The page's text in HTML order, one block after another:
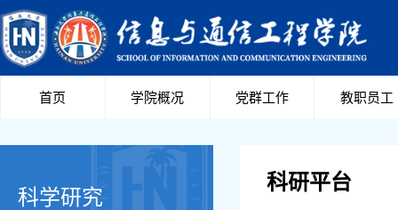
首页 学院概况 党群工作 教职员工
科学研究
科研平台